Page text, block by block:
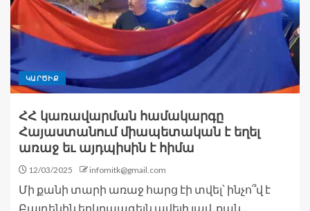
ԿԱՐԾԻՔ
ՀՀ կառավարման համակարգը
Հայաստանում միապետական է եղել
առաջ եւ այդպիսին է հիմա
12/03/2025 infomitk@gmail.com
Մի քանի տարի առաջ հարց էի տվել՝ ինչո՞վ է
Բայդենին երկրպագելն ավելի լավ, քան...